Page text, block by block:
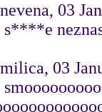
03
s****e
03